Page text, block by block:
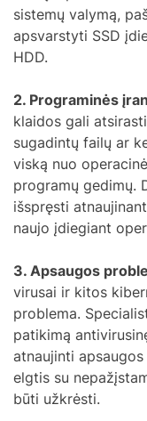
sistemų valymą,
apsvarstyti SSD
HDD.
2. Programinės
klaidos gali
sugadintų failų ar
viską nuo
programų gedimų.
išspręsti
naujo įdiegiant
3. Apsaugos
virusai ir kitos
problema.
patikimą
atnaujinti
elgtis su
būti užkrėsti.